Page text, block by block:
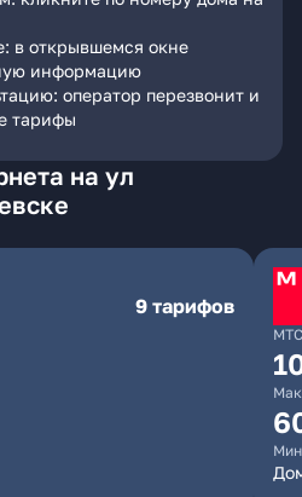
в открывшемся окне
информацию
оператор перезвонит и
тарифы
на ул
9 тарифов
МТС